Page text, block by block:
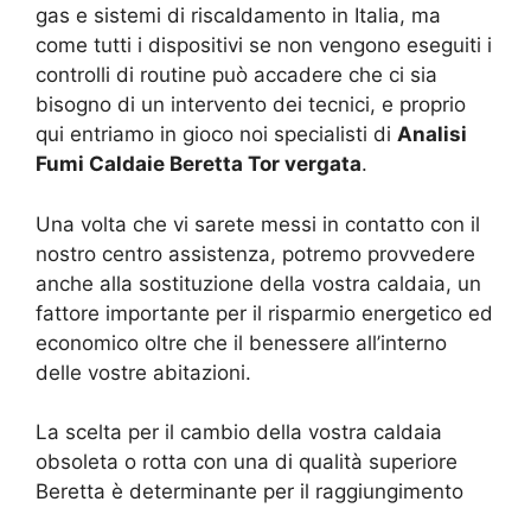
gas e sistemi di riscaldamento in Italia, ma
come tutti i dispositivi se non vengono eseguiti i
controlli di routine può accadere che ci sia
bisogno di un intervento dei tecnici, e proprio
qui entriamo in gioco noi specialisti di Analisi
Fumi Caldaie Beretta Tor vergata.
Una volta che vi sarete messi in contatto con il
nostro centro assistenza, potremo provvedere
anche alla sostituzione della vostra caldaia, un
fattore importante per il risparmio energetico ed
economico oltre che il benessere all’interno
delle vostre abitazioni.
La scelta per il cambio della vostra caldaia
obsoleta o rotta con una di qualità superiore
Beretta è determinante per il raggiungimento